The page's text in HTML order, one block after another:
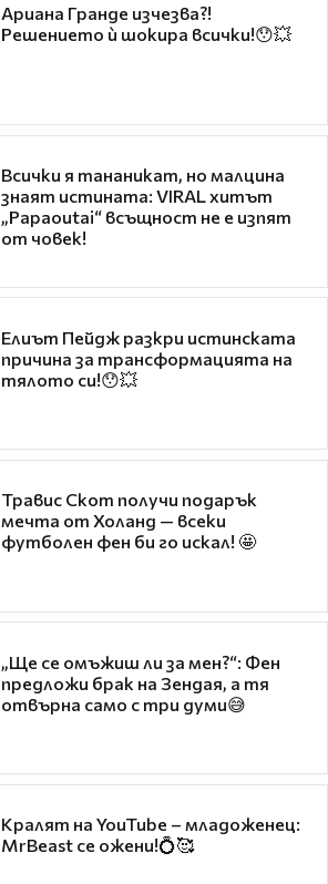
Ариана Гранде изчезва?!
Решението ѝ шокира всички!😯💥
Всички я тананикат, но малцина
знаят истината: VIRAL хитът
„Papaoutai“ всъщност не е изпят
от човек!
Елиът Пейдж разкри истинската
причина за трансформацията на
тялото си!😯💥
Травис Скот получи подарък
мечта от Холанд — всеки
футболен фен би го искал! 🤩
„Ще се омъжиш ли за мен?“: Фен
предложи брак на Зендая, а тя
отвърна само с три думи😅
Кралят на YouTube – младоженец:
MrBeast се ожени!💍🥰